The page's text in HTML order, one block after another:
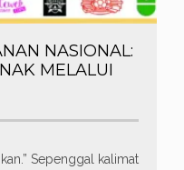
NASIONAL:
MELALUI
Sepenggal kalimat